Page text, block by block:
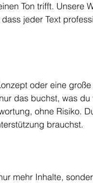
Ton trifft. Unsere
jeder Text
oder eine
das buchst, was
ohne Risiko.
brauchst.
mehr Inhalte,